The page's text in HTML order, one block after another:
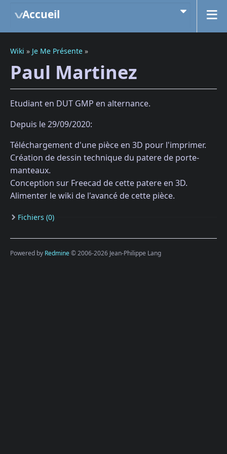
Accueil
Wiki » Je Me Présente »
Paul Martinez
Etudiant en DUT GMP en alternance.
Depuis le 29/09/2020:
Téléchargement d'une pièce en 3D pour l'imprimer.
Création de dessin technique du patere de porte-
manteaux.
Conception sur Freecad de cette patere en 3D.
Alimenter le wiki de l'avancé de cette pièce.
Fichiers (0)
Powered by Redmine© 2006-2026 Jean-Philippe Lang